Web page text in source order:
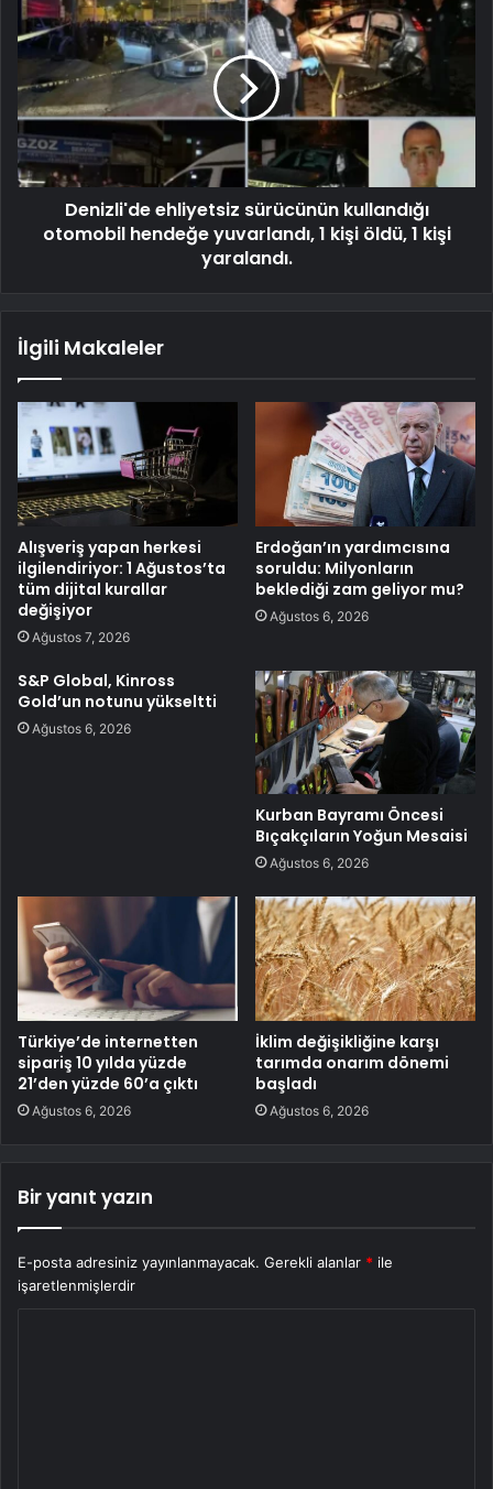
Denizli'de ehliyetsiz sürücünün kullandığı
otomobil hendeğe yuvarlandı, 1 kişi öldü, 1 kişi
yaralandı.
İlgili Makaleler
Alışveriş yapan herkesi
ilgilendiriyor: 1 Ağustos’ta
tüm dijital kurallar
değişiyor
Ağustos 7, 2026
Erdoğan’ın yardımcısına
soruldu: Milyonların
beklediği zam geliyor mu?
Ağustos 6, 2026
S&P Global, Kinross
Gold’un notunu yükseltti
Ağustos 6, 2026
Kurban Bayramı Öncesi
Bıçakçıların Yoğun Mesaisi
Ağustos 6, 2026
Türkiye’de internetten
sipariş 10 yılda yüzde
21’den yüzde 60’a çıktı
Ağustos 6, 2026
İklim değişikliğine karşı
tarımda onarım dönemi
başladı
Ağustos 6, 2026
Bir yanıt yazın
E-posta adresiniz yayınlanmayacak. Gerekli alanlar * ile
işaretlenmişlerdir